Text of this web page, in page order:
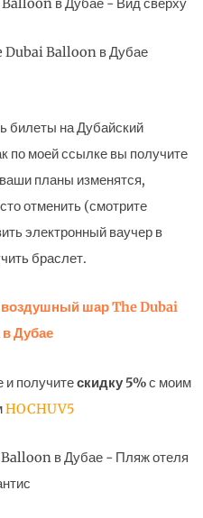
Dubai Balloon в Дубае
билеты на Дубайский
по моей ссылке вы получите
планы изменятся,
отменить (смотрите
электронный ваучер в
браслет.
шар The Dubai
Дубае
и получитескидку 5%с моим
HOCHUV5